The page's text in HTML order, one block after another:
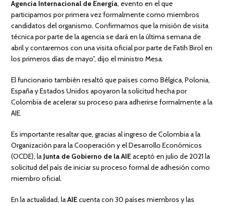
Agencia Internacional de Energía, evento en el que
participamos por primera vez formalmente como miembros
candidatos del organismo. Confirmamos que la misión de visita
técnica por parte de la agencia se dará en la última semana de
abril y contaremos con una visita oficial por parte de Fatih Birol en
los primeros días de mayo”, dijo el ministro Mesa.
El funcionario también resaltó que países como Bélgica, Polonia,
España y Estados Unidos apoyaron la solicitud hecha por
Colombia de acelerar su proceso para adherirse formalmente a la
AIE.
Es importante resaltar que, gracias al ingreso de Colombia a la
Organización para la Cooperación y el Desarrollo Económicos
(OCDE), la Junta de Gobierno de la AIEaceptó en julio de 2021 la
solicitud del país de iniciar su proceso formal de adhesión como
miembro oficial.
En la actualidad, laAIEcuenta con 30 países miembros y las